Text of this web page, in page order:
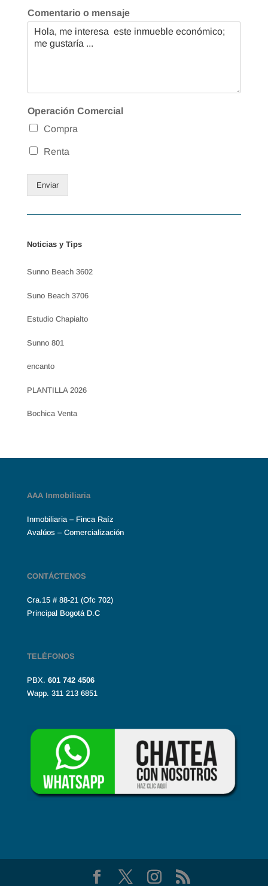
Comentario o mensaje
Operación Comercial
Compra
Renta
Enviar
Noticias y Tips
Sunno Beach 3602
Suno Beach 3706
Estudio Chapialto
Sunno 801
encanto
PLANTILLA 2026
Bochica Venta
AAA Inmobiliaria
Inmobiliaria – Finca Raíz
Avalúos – Comercialización
CONTÁCTENOS
Cra.15 # 88-21 (Ofc 702)
Principal Bogotá D.C
TELÉFONOS
PBX. 601 742 4506
Wapp. 311 213 6851